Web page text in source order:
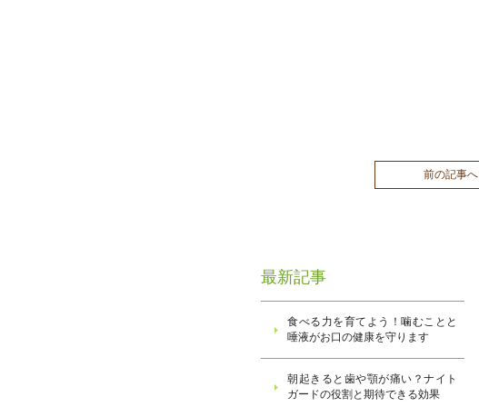
前の記事へ
最新記事
食べる力を育てよう！噛むことと
唾液がお口の健康を守ります
朝起きると歯や顎が痛い？ナイト
ガードの役割と期待できる効果